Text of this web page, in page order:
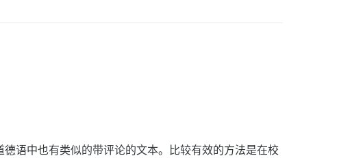
语中也有类似的带评论的文本。比较有效的方法是在校